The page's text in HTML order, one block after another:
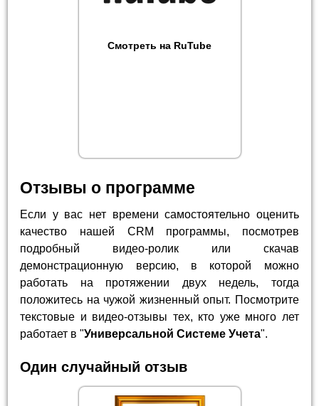
Смотреть на RuTube
Отзывы о программе
Если у вас нет времени самостоятельно оценить
качество нашей CRM программы, посмотрев
подробный видео-ролик или скачав
демонстрационную версию, в которой можно
работать на протяжении двух недель, тогда
положитесь на чужой жизненный опыт. Посмотрите
текстовые и видео-отзывы тех, кто уже много лет
работает в "Универсальной Системе Учета".
Один случайный отзыв